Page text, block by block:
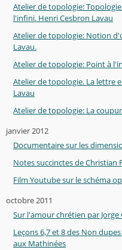
Atelier de topologie:
l'infini. Henri Cesbron Lavau
Atelier de topologie: Notion
Lavau.
Atelier de topologie: Point à
Atelier de topologie. La lettre
Lavau
Atelier de topologie: La
janvier 2012
Documentaire sur les
Notes succinctes de Christian
Film Youtube sur le schéma
octobre 2011
Sur l'amour chrétien par
Leçons 6,7 et 8 des Non
aux Mathinées